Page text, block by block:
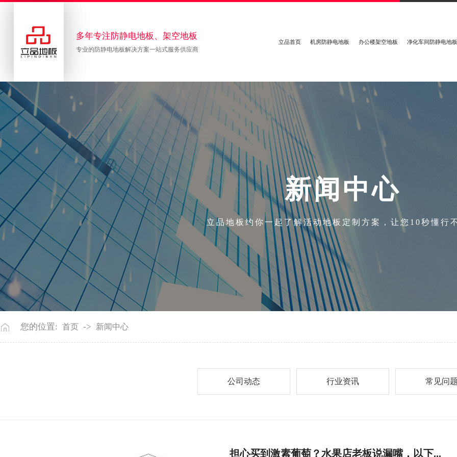
多年专注防静电地板、架空地板
专业的防静电地板解决方案一站式服务供应商
立品首页 机房防静电地板 办公楼架空地板 净化车间防静电地
新闻中心
立品地板约你一起了解活动地板定制方案，让您10秒懂行
您的位置: 首页 -> 新闻中心
公司动态 行业资讯 常见问
担心买到激素葡萄？水果店老板说漏嘴，以下...